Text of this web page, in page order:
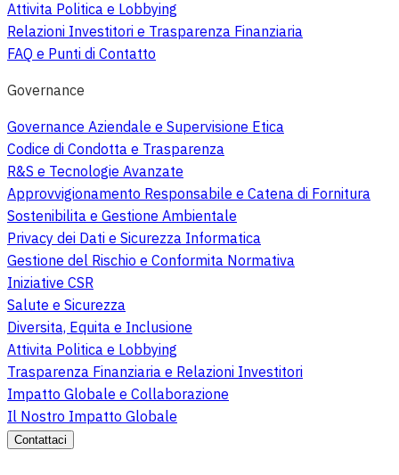
Attivita Politica e Lobbying
Relazioni Investitori e Trasparenza Finanziaria
FAQ e Punti di Contatto
Governance
Governance Aziendale e Supervisione Etica
Codice di Condotta e Trasparenza
R&S e Tecnologie Avanzate
Approvvigionamento Responsabile e Catena di Fornitura
Sostenibilita e Gestione Ambientale
Privacy dei Dati e Sicurezza Informatica
Gestione del Rischio e Conformita Normativa
Iniziative CSR
Salute e Sicurezza
Diversita, Equita e Inclusione
Attivita Politica e Lobbying
Trasparenza Finanziaria e Relazioni Investitori
Impatto Globale e Collaborazione
Il Nostro Impatto Globale
Contattaci